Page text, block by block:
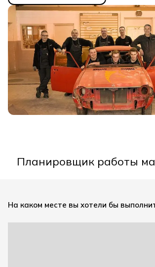
Планировщик работы
На каком месте вы хотели бы